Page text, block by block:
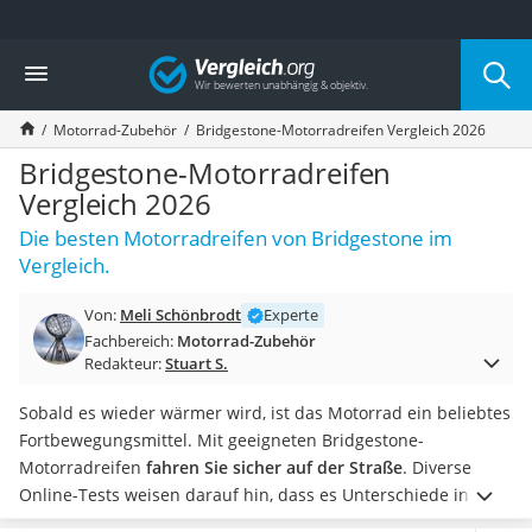
Die beliebtesten Vergleiche nach Kategorie
Auto & Motor
Fahrradträger-Anhängerkupplung (4 Fahrräder)
Fahrradträger
Fahrradträger (Anhängerkupplung)
Fahrradträger 3 Fahrräder
Benzinkanister (20 l)
Dashcam
Fahrradträger E-Bike
Marderschreck
Wagenheber 3t
AGM-Batterie Wohnmobil
Thule-Fahrradträger
FM-Transmitter
Sommerreifen 205/55 R16
Autobatterie-Ladegerät
Starthilfe mit Kompressor
Vergleich
Motorrad-Zubehör Bridgestone-Motorradreifen Vergleich 2026
Bridgestone-Motorradreifen
Vergleich 2026
Die besten Motorradreifen von Bridgestone im
Vergleich.
Von: Meli Schönbrodt
Experte
Fachbereich: Motorrad-Zubehör
Redakteur:Stuart S.
Sobald es wieder wärmer wird, ist das Motorrad ein beliebtes
Fortbewegungsmittel. Mit geeigneten Bridgestone-
Motorradreifen fahren Sie sicher auf der Straße. Diverse
Online-Tests weisen darauf hin, dass es Unterschiede in der
maximalen Belastbarkeit und der Geschwindigkeit gibt, die